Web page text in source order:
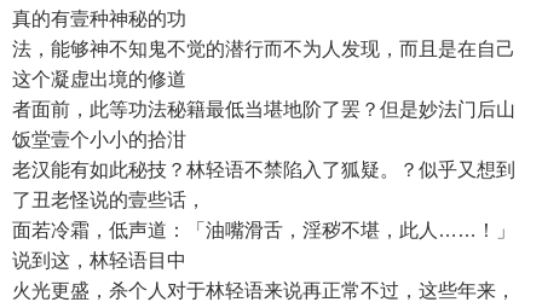
真的有壹种神秘的功
法，能够神不知鬼不觉的潜行而不为人发现，而且是在自己
这个凝虚出境的修道
者面前，此等功法秘籍最低当堪地阶了罢？但是妙法门后山
饭堂壹个小小的拾泔
老汉能有如此秘技？林轻语不禁陷入了狐疑。？似乎又想到
了丑老怪说的壹些话，
面若冷霜，低声道：「油嘴滑舌，淫秽不堪，此人……！」
说到这，林轻语目中
火光更盛，杀个人对于林轻语来说再正常不过，这些年来，